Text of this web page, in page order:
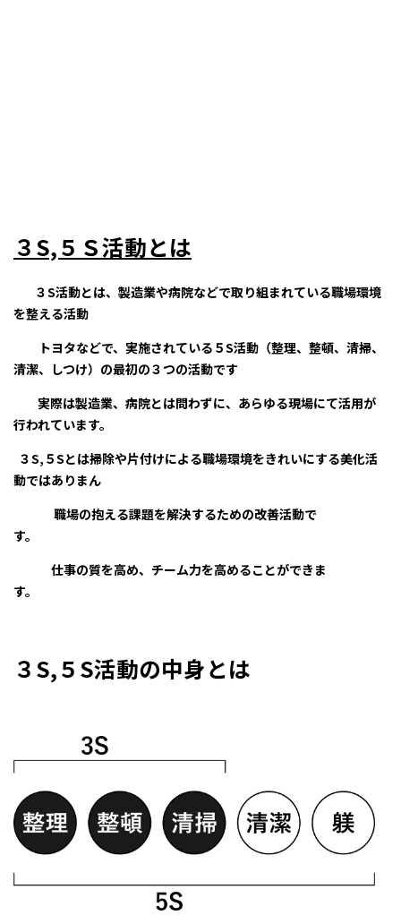
３S,５Ｓ活動とは
３S活動とは、製造業や病院などで取り組まれている職場環境
を整える活動
トヨタなどで、実施されている５S活動（整理、整頓、清掃、
清潔、しつけ）の最初の３つの活動です
実際は製造業、病院とは問わずに、あらゆる現場にて活用が
行われています。
３S,５Sとは掃除や片付けによる職場環境をきれいにする美化活
動ではありまん
職場の抱える課題を解決するための改善活動で
す。
仕事の質を高め、チーム力を高めることができま
す。
３S,５S活動の中身とは